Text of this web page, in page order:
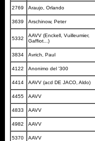
2769 Araujo, Orlando
3639 Arschinow, Peter
5332
AAVV (Enckell, Vuilleumier,
Gaffiot...)
3834 Avrich, Paul
4122 Anonimo del '300
4414 AAVV (acd DE JACO, Aldo)
4455 AAVV
4833 AAVV
4982 AAVV
5370 AAVV